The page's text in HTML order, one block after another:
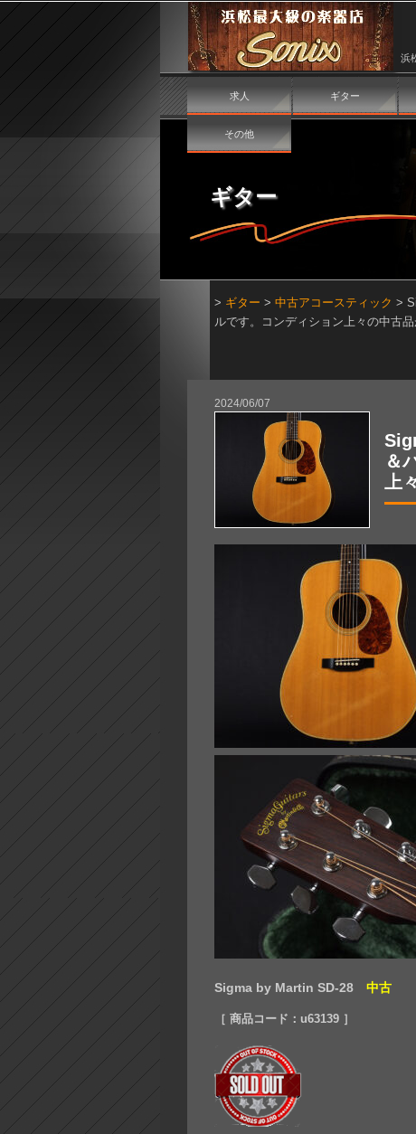
浜
求人 ギター
その他
ギター
> ギター > 中古アコースティック >
ルです。コンディション上々の中古品
2024/06/07
＆
上
Sigma by Martin SD-28 中古
［ 商品コード：u63139 ］